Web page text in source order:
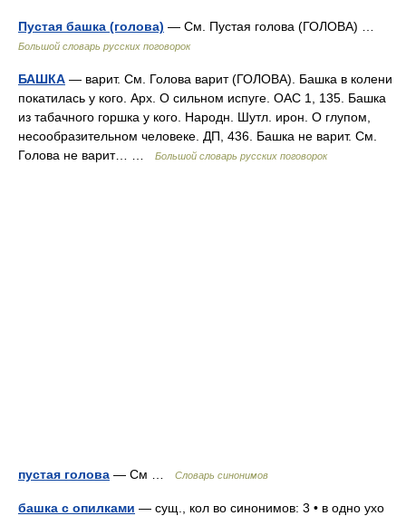
Пустая башка (голова) — См. Пустая голова (ГОЛОВА) …
Большой словарь русских поговорок
БАШКА — варит. См. Голова варит (ГОЛОВА). Башка в колени
покатилась у кого. Арх. О сильном испуге. ОАС 1, 135. Башка
из табачного горшка у кого. Народн. Шутл. ирон. О глупом,
несообразительном человеке. ДП, 436. Башка не варит. См.
Голова не варит… …
Большой словарь русских поговорок
пустая голова — См … Словарь синонимов
башка с опилками — сущ., кол во синонимов: 3 • в одно ухо